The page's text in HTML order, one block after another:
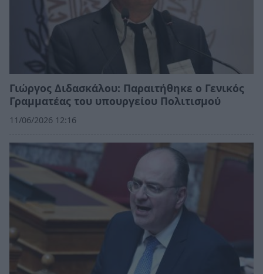
Γιώργος Διδασκάλου: Παραιτήθηκε ο Γενικός
Γραμματέας του υπουργείου Πολιτισμού
11/06/2026 12:16